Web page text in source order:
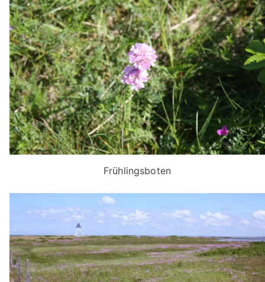
Frühlingsboten